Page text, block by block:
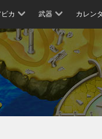
カ 武器 カレン